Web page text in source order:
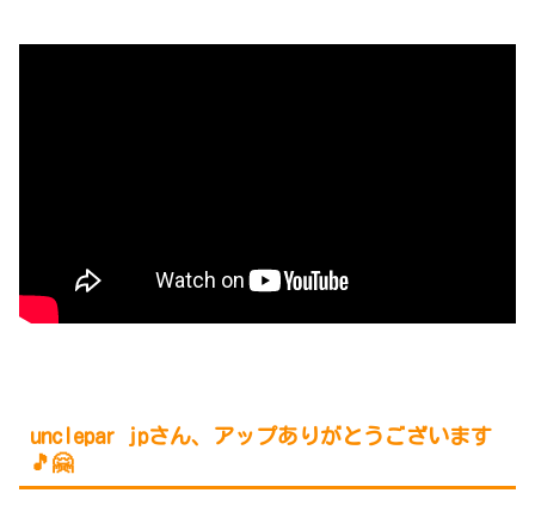
unclepar jpさん、アップありがとうございます
🎵🤗